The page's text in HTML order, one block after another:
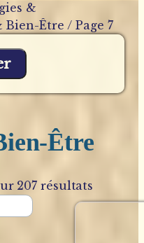
&
Bien-Être / Page 7
Être
207 résultats